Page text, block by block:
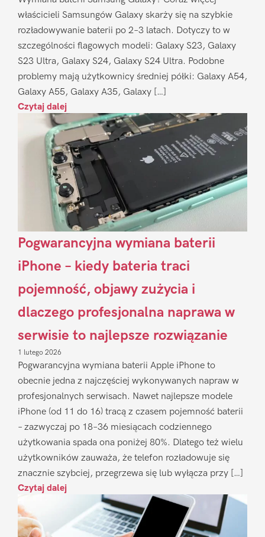
właścicieli Samsungów Galaxy skarży się na szybkie
rozładowywanie baterii po 2–3 latach. Dotyczy to w
szczególności flagowych modeli: Galaxy S23, Galaxy
S23 Ultra, Galaxy S24, Galaxy S24 Ultra. Podobne
problemy mają użytkownicy średniej półki: Galaxy A54,
Galaxy A55, Galaxy A35, Galaxy […]
Czytaj dalej
Pogwarancyjna wymiana baterii
iPhone – kiedy bateria traci
pojemność, objawy zużycia i
dlaczego profesjonalna naprawa w
serwisie to najlepsze rozwiązanie
1 lutego 2026
Pogwarancyjna wymiana baterii Apple iPhone to
obecnie jedna z najczęściej wykonywanych napraw w
profesjonalnych serwisach. Nawet najlepsze modele
iPhone (od 11 do 16) tracą z czasem pojemność baterii
– zazwyczaj po 18–36 miesiącach codziennego
użytkowania spada ona poniżej 80%. Dlatego też wielu
użytkowników zauważa, że telefon rozładowuje się
znacznie szybciej, przegrzewa się lub wyłącza przy […]
Czytaj dalej